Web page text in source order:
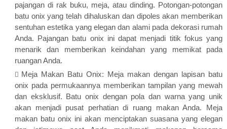
pajangan di rak buku, meja, atau dinding. Potongan-potongan
batu onix yang telah dihaluskan dan dipoles akan memberikan
sentuhan estetika yang elegan dan alami pada dekorasi rumah
Anda. Pajangan batu onix ini dapat menjadi titik fokus yang
menarik dan memberikan keindahan yang memikat pada
ruangan Anda.
Meja Makan Batu Onix: Meja makan dengan lapisan batu
onix pada permukaannya memberikan tampilan yang mewah
dan eksklusif. Batu onix dengan pola dan warna yang unik
akan menjadi pusat perhatian di ruang makan Anda. Meja
makan batu onix ini akan menciptakan suasana yang elegan